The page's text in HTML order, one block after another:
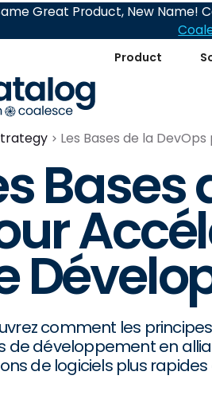
Product
Great Product, New Name!
Les Bases de la
Bases
comment les
de développement en
de logiciels plus